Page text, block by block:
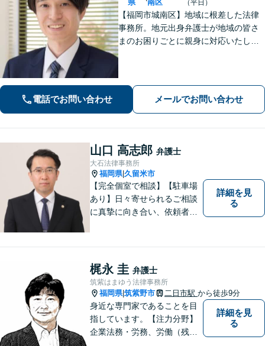
県 南区 （平日）
【福岡市城南区】地域に根差した法律
事務所。地元出身弁護士が地域の皆さ
まのお困りごとに親身に対応いたしま
電話でお問い合わせ メールでお問い合わせ
山口 高志郎 弁護士
大石法律事務所
福岡県|久留米市
【完全個室で相談】【駐車場
あり】日々寄せられるご相談
に真摯に向き合い、依頼者の
す法人・個人の方々には、経
営課題の解決に向けた最適な
法的サポートを提供し、安定
した経営基盤の構築をお手伝
いいたします。
詳細を見
る
梶永 圭 弁護士
筑紫はまゆう法律事務所
福岡県|筑紫野市 二日市駅 から徒歩9分
身近な専門家であることを目
指しています。【注力分野】
企業法務・労務、労働（残
詳細を見
る